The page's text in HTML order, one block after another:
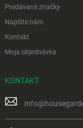
Predávané značky
Napíšte nám
Kontakt
Moja objednávka
KONTAKT
info@